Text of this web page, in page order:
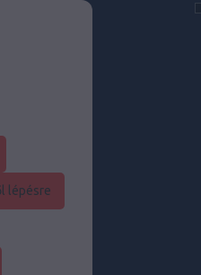
lépésre